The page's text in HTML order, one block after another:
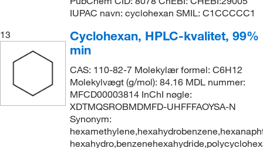
IUPAC navn: cyclohexan SMIL: C1CCCCC1
13
Cyclohexan, HPLC-kvalitet, 99%
min
CAS: 110-82-7 Molekylær formel: C6H12
Molekylvægt (g/mol): 84.16 MDL nummer:
MFCD00003814 InChI nøgle:
XDTMQSROBMDMFD-UHFFFAOYSA-N
Synonym: